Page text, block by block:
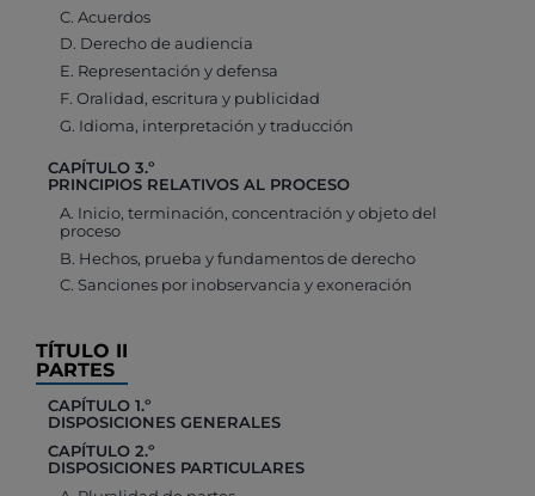
C. Acuerdos
D. Derecho de audiencia
E. Representación y defensa
F. Oralidad, escritura y publicidad
G. Idioma, interpretación y traducción
CAPÍTULO 3.º
PRINCIPIOS RELATIVOS AL PROCESO
A. Inicio, terminación, concentración y objeto del
proceso
B. Hechos, prueba y fundamentos de derecho
C. Sanciones por inobservancia y exoneración
TÍTULO II
PARTES
CAPÍTULO 1.º
DISPOSICIONES GENERALES
CAPÍTULO 2.º
DISPOSICIONES PARTICULARES